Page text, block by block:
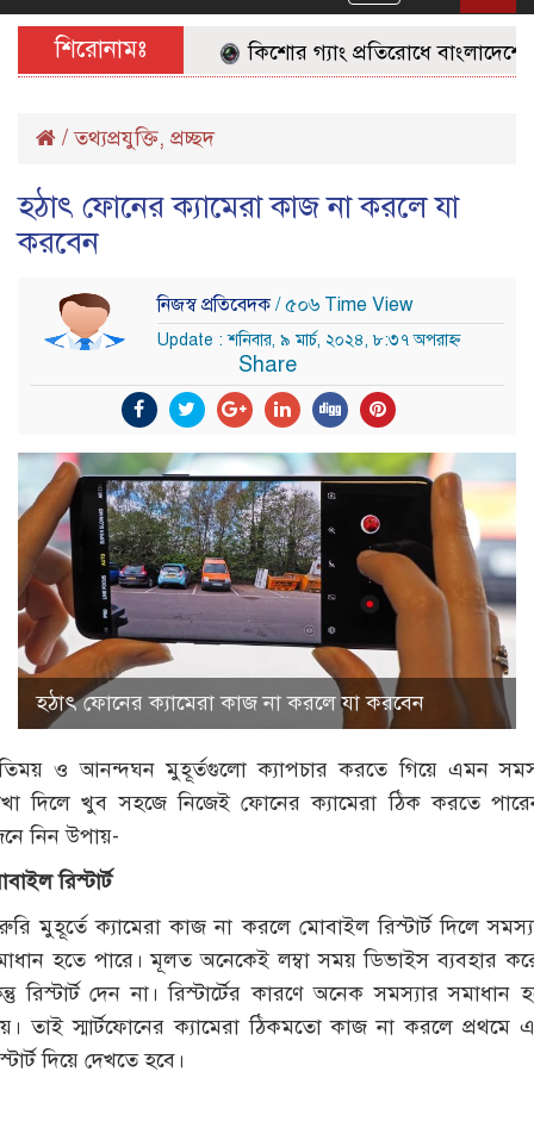
navigation
শিরোনামঃ কিশোর গ্যাং প্রতিরোধে
/তথ্যপ্রযুক্তি, প্রচ্ছদ
হঠাৎ ফোনের ক্যামেরা কাজ না করলে যা
করবেন
নিজস্ব প্রতিবেদক/ ৫০৬ Time View
Update : শনিবার, ৯ মার্চ, ২০২৪, ৮:৩৭ অপরাহ্ন
Share
হঠাৎ ফোনের ক্যামেরা কাজ না করলে যা করবেন
ও আনন্দঘন মুহূর্তগুলো ক্যাপচার করতে গিয়ে এমন
দিলে খুব সহজে নিজেই ফোনের ক্যামেরা ঠিক করতে
নিন উপায়-
রিস্টার্ট
মুহূর্তে ক্যামেরা কাজ না করলে মোবাইল রিস্টার্ট দিলে
হতে পারে। মূলত অনেকেই লম্বা সময় ডিভাইস ব্যবহার
রিস্টার্ট দেন না। রিস্টার্টের কারণে অনেক সমস্যার সমাধান
তাই স্মার্টফোনের ক্যামেরা ঠিকমতো কাজ না করলে প্রথমে
দিয়ে দেখতে হবে।